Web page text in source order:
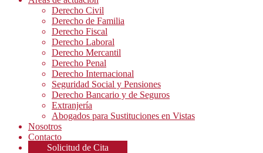
Derecho Civil
Derecho de Familia
Derecho Fiscal
Derecho Laboral
Derecho Mercantil
Derecho Penal
Derecho Internacional
Seguridad Social y Pensiones
Derecho Bancario y de Seguros
Extranjería
Abogados para Sustituciones en Vistas
Nosotros
Contacto
Solicitud de Cita